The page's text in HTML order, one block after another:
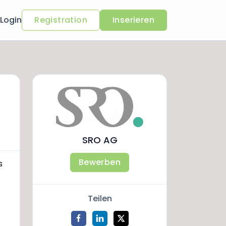
Login Registration Inserieren
SRO AG
Bewerben
Teilen